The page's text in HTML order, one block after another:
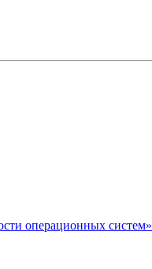
операционных систем»